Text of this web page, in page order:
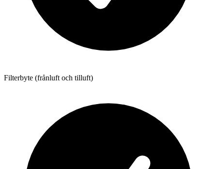
Filterbyte (frånluft och tilluft)